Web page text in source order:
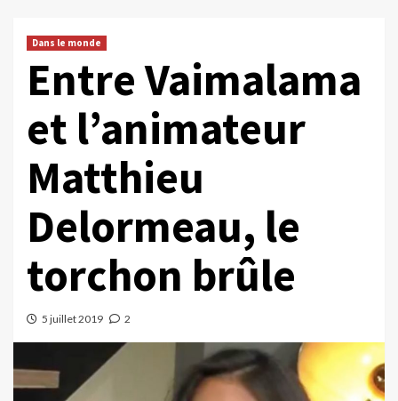
Dans le monde
Entre Vaimalama
et l’animateur
Matthieu
Delormeau, le
torchon brûle
5 juillet 2019 2